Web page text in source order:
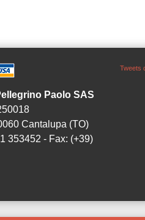
Paolo SAS
Cantalupa (TO)
353452 - Fax: (+39)
Tweets